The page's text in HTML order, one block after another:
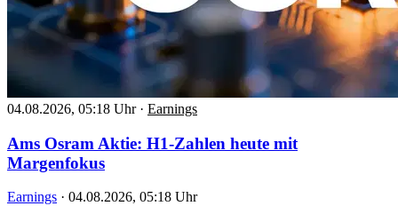
04.08.2026, 05:18 Uhr · Earnings
Ams Osram Aktie: H1-Zahlen heute mit
Margenfokus
Earnings · 04.08.2026, 05:18 Uhr